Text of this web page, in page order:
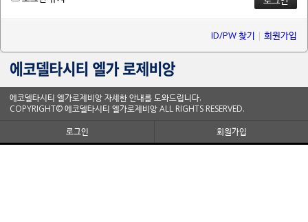
ID/PW 찾기 | 회원가입
에코델타시티 엘가로제비앙 자세한 안내를 도와드립니다.
COPYRIGHT© 에코델타시티 엘가로제비앙 ALL RIGHTS RESERVED.
로그인
회원가입